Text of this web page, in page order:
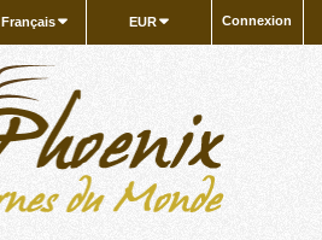
Connexion
EUR
Français